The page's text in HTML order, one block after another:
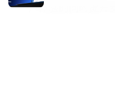
户体验的同时提升